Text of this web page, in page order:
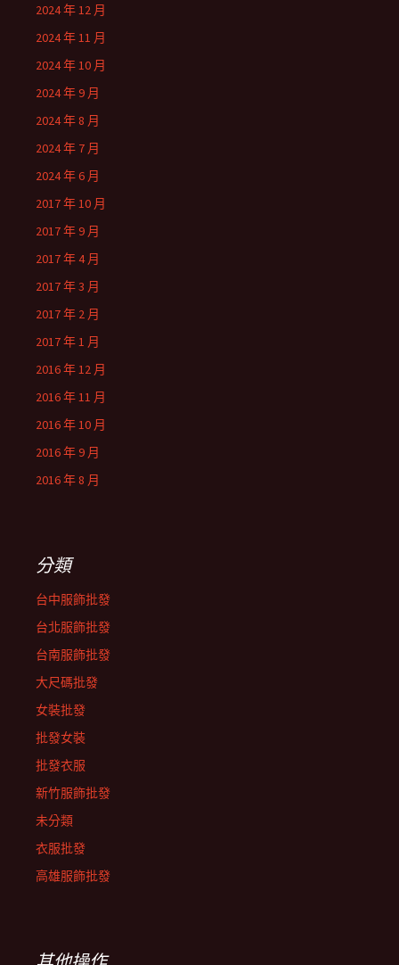
2024 年 12 月
2024 年 11 月
2024 年 10 月
2024 年 9 月
2024 年 8 月
2024 年 7 月
2024 年 6 月
2017 年 10 月
2017 年 9 月
2017 年 4 月
2017 年 3 月
2017 年 2 月
2017 年 1 月
2016 年 12 月
2016 年 11 月
2016 年 10 月
2016 年 9 月
2016 年 8 月
分類
台中服飾批發
台北服飾批發
台南服飾批發
大尺碼批發
女裝批發
批發女裝
批發衣服
新竹服飾批發
未分類
衣服批發
高雄服飾批發